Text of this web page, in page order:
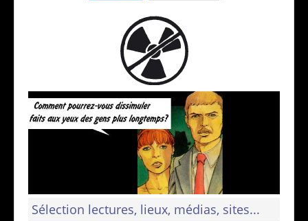
Sélection lectures, lieux, médias, sites...